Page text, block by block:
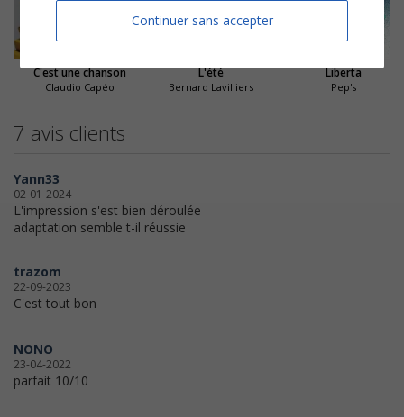
C'est une chanson
Claudio Capéo
L'été
Bernard Lavilliers
Liberta
Pep's
7 avis clients
Yann33
02-01-2024
L'impression s'est bien déroulée
adaptation semble t-il réussie
trazom
22-09-2023
C'est tout bon
NONO
23-04-2022
parfait 10/10
Continuer sans accepter